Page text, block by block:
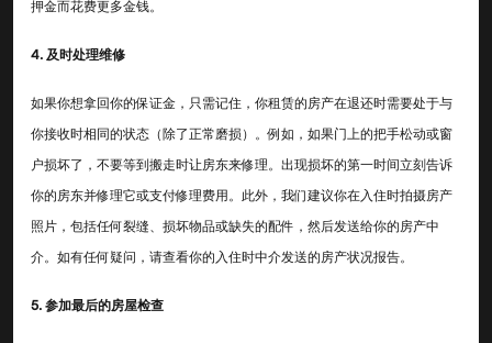
押金而花费更多金钱。
4. 及时处理维修
如果你想拿回你的保证金，只需记住，你租赁的房产在退还时需要处于与
你接收时相同的状态（除了正常磨损）。例如，如果门上的把手松动或窗
户损坏了，不要等到搬走时让房东来修理。出现损坏的第一时间立刻告诉
你的房东并修理它或支付修理费用。此外，我们建议你在入住时拍摄房产
照片，包括任何裂缝、损坏物品或缺失的配件，然后发送给你的房产中
介。如有任何疑问，请查看你的入住时中介发送的房产状况报告。
5. 参加最后的房屋检查